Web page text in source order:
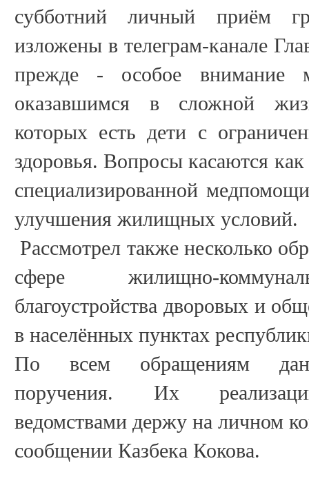
субботний личный приём
изложены в телеграм-канале
прежде - особое внимание
оказавшимся в сложной
которых есть дети с
здоровья. Вопросы касаются как
специализированной
улучшения жилищных условий.
Рассмотрел также несколько
сфере жилищно-
благоустройства дворовых и
в населённых пунктах
По всем обращениям
поручения. Их
ведомствами держу на личном
сообщении Казбека Кокова.